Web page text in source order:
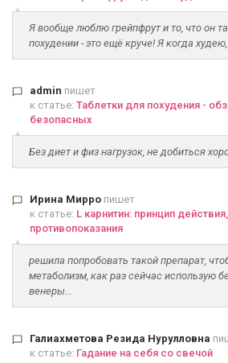
Я вообще люблю грейпфрут и то, что он
похудении - это ещё круче! Я когда
admin пишет
к статье: Таблетки для похудения -
безопасных
Без диет и физ нагрузок, не добиться
Ирина Мирро пишет
к статье: L карнитин: принцип
противопоказания
решила попробовать такой препарат,
метаболизм, как раз сейчас использую
венеры...
Галиахметова Резида Нурулловна
к статье: Гадание на себя со свечой